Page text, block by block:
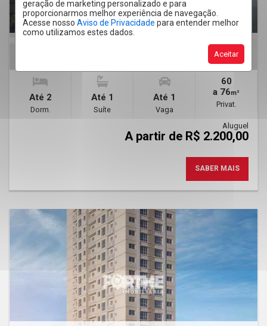
geração de marketing personalizado e para
proporcionarmos melhor experiência de navegação.
Acesse nosso Aviso de Privacidade para entender melhor
como utilizamos estes dados.
Aceitar
Até 2
Dorm.
Até 1
Suíte
Até 1
Vaga
60
a 76m²
Privat.
Aluguel
A partir de R$ 2.200,00
SABER MAIS